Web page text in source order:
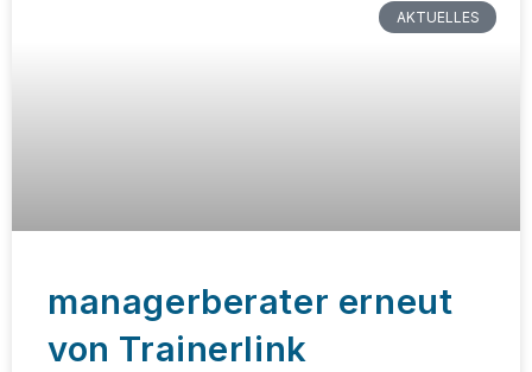
AKTUELLES
managerberater erneut
von Trainerlink